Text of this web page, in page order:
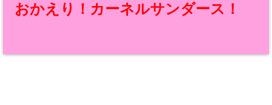
おかえり！カーネルサンダース！